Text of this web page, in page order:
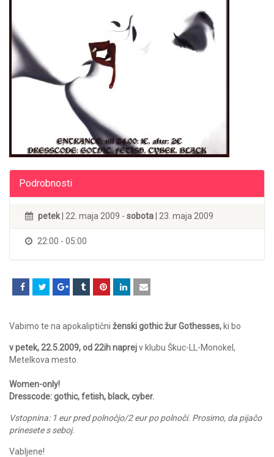
Podrobnosti
petek | 22. maja 2009 - sobota | 23. maja 2009
22:00 - 05:00
Vabimo te na apokaliptični ženski gothic žur Gothesses, ki bo
v petek, 22.5.2009, od 22ih naprejv klubu Škuc-LL-Monokel,
Metelkova mesto.
Women-only!
Dresscode: gothic, fetish, black, cyber.
Vstopnina: 1 eur pred polnočjo/2 eur po polnoči. Prosimo, da pijačo
prinesete s seboj.
Vabljene!